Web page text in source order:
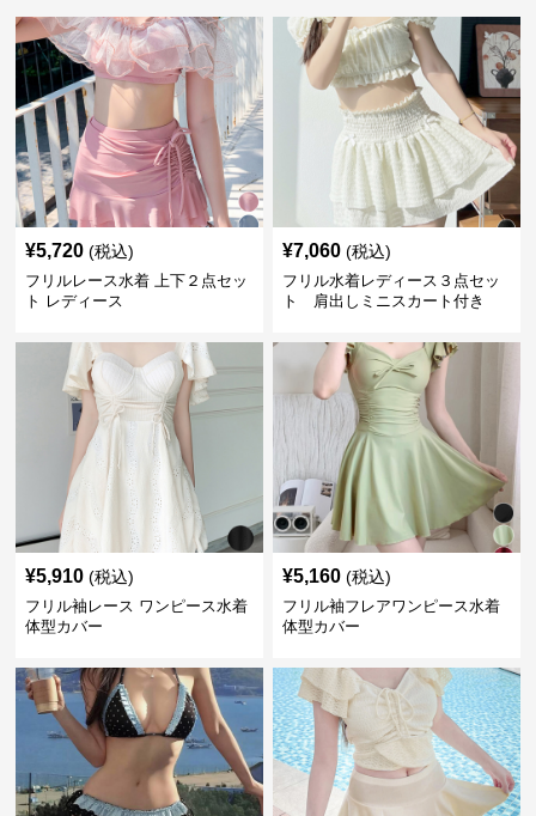
¥5,720 (税込)
フリルレース水着 上下２点セッ
ト レディース
¥7,060 (税込)
フリル水着レディース３点セッ
ト 肩出しミニスカート付き
¥5,910 (税込)
フリル袖レース ワンピース水着
体型カバー
¥5,160 (税込)
フリル袖フレアワンピース水着
体型カバー